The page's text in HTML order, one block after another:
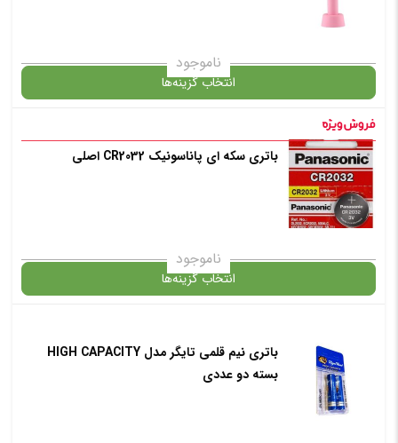
ناموجود
انتخاب گزینه‌ها
گارانتی
انتخاب رنگ: سفید
✧ چت با پشتیبان واتس آپ
باتری سکه ای پاناسونیک CR2032 اصلی
ناموجود
انتخاب گزینه‌ها
گارانتی
باتری نیم قلمی تایگر مدل HIGH CAPACITY
بسته دو عددی